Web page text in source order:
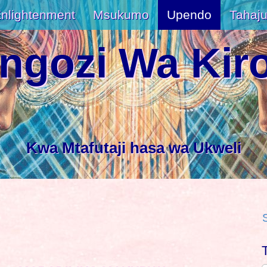
Msukumo Upendo
Wa
Kwa Mtafutaji hasa wa Ukweli